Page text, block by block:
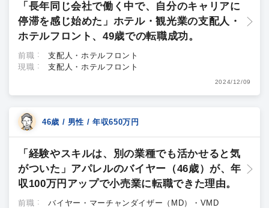
「長年同じ会社で働く中で、自分のキャリアに
停滞を感じ始めた」ホテル・観光業の支配人・
ホテルフロント、49歳での転職成功。
前職
支配人・ホテルフロント
現職
支配人・ホテルフロント
2024/12/09
46歳 / 男性 / 年収650万円
「経験やスキルは、別の業種でも活かせると気
がついた」アパレルのバイヤー（46歳）が、年
収100万円アップで小売業に転職できた理由。
前職
バイヤー・マーチャンダイザー（MD）・VMD